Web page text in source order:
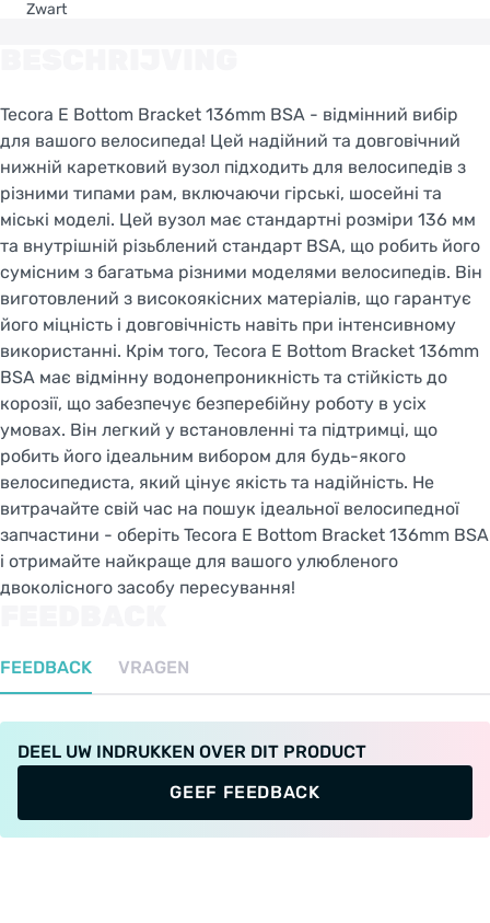
Zwart
Tecora E Bottom Bracket 136mm BSA - відмінний вибір
для вашого велосипеда! Цей надійний та довговічний
нижній каретковий вузол підходить для велосипедів з
різними типами рам, включаючи гірські, шосейні та
міські моделі. Цей вузол має стандартні розміри 136 мм
та внутрішній різьблений стандарт BSA, що робить його
сумісним з багатьма різними моделями велосипедів. Він
виготовлений з високоякісних матеріалів, що гарантує
його міцність і довговічність навіть при інтенсивному
використанні. Крім того, Tecora E Bottom Bracket 136mm
BSA має відмінну водонепроникність та стійкість до
корозії, що забезпечує безперебійну роботу в усіх
умовах. Він легкий у встановленні та підтримці, що
робить його ідеальним вибором для будь-якого
велосипедиста, який цінує якість та надійність. Не
витрачайте свій час на пошук ідеальної велосипедної
запчастини - оберіть Tecora E Bottom Bracket 136mm BSA
і отримайте найкраще для вашого улюбленого
двоколісного засобу пересування!
FEEDBACK VRAGEN
DEEL UW INDRUKKEN OVER DIT PRODUCT
GEEF FEEDBACK